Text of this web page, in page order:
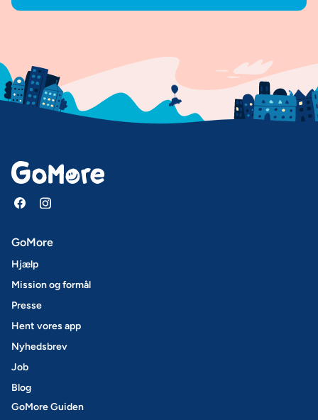
GoMore
Hjælp
Mission og formål
Presse
Hent vores app
Nyhedsbrev
Job
Blog
GoMore Guiden